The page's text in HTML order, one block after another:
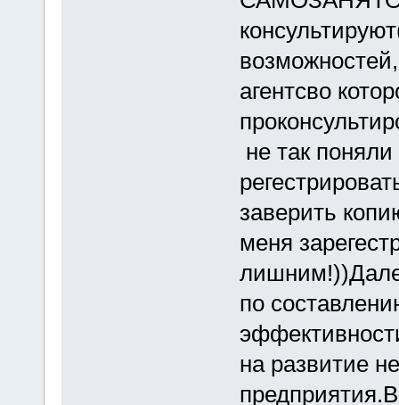
агентсво
не так
заверить
меня
по
на развитие